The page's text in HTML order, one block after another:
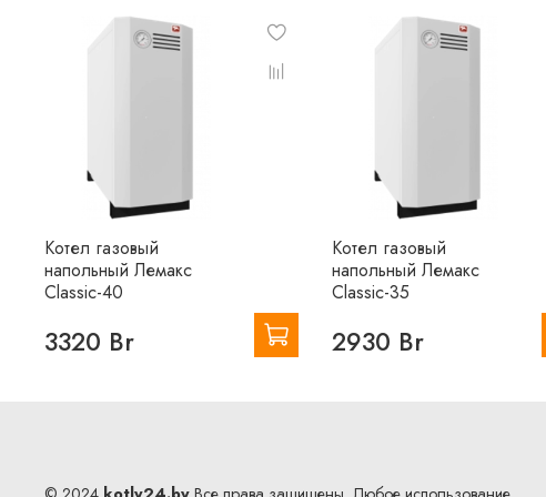
Котел газовый
напольный Лемакс
Classic-40
3320 Br
Котел газовый
напольный Лемакс
Classic-35
2930 Br